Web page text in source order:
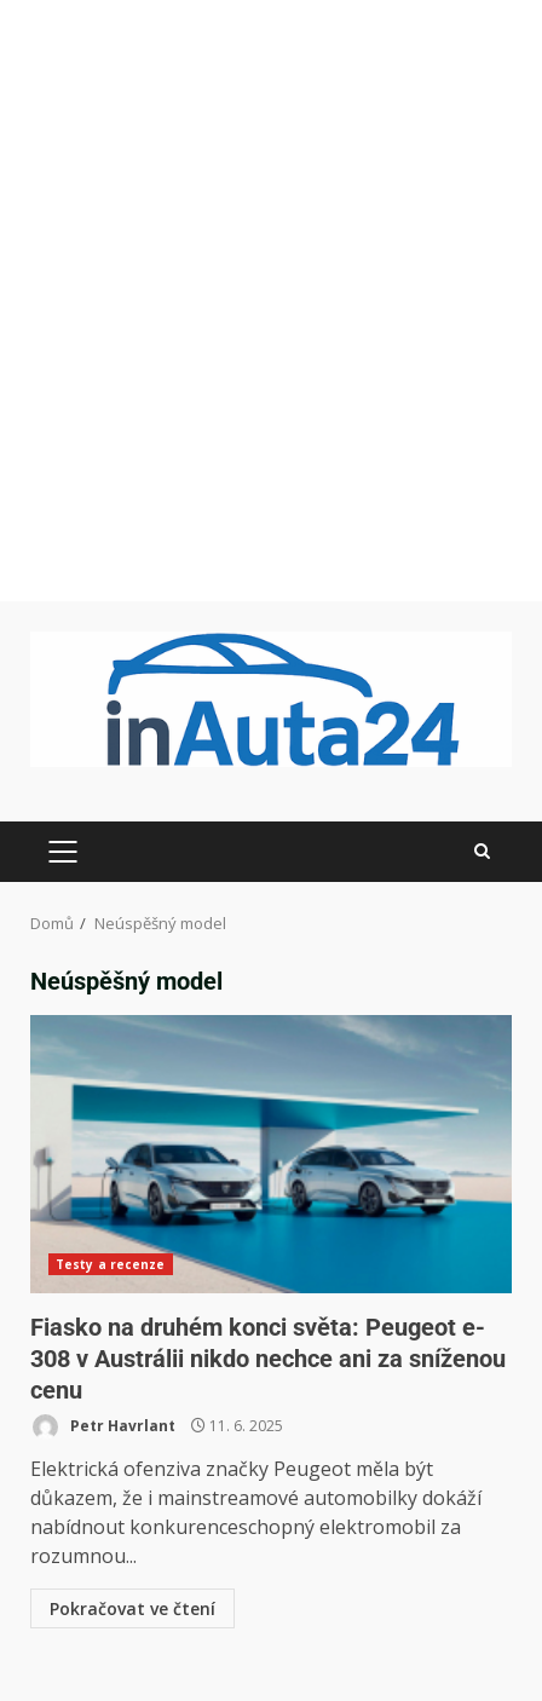
Domů Neúspěšný model
Neúspěšný model
Testy a recenze
Fiasko na druhém konci světa: Peugeot e-
308 v Austrálii nikdo nechce ani za sníženou
cenu
Petr Havrlant 11. 6. 2025
Elektrická ofenziva značky Peugeot měla být
důkazem, že i mainstreamové automobilky dokáží
nabídnout konkurenceschopný elektromobil za
rozumnou...
Pokračovat ve čtení